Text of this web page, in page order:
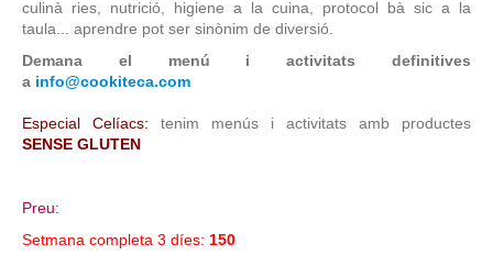
culinà ries, nutrició, higiene a la cuina, protocol bà sic a la
taula... aprendre pot ser sinònim de diversió.
Demana el menú i activitats definitives
a info@cookiteca.com
Especial Celíacs: tenim menús i activitats amb productes
SENSE GLUTEN
Preu:
Setmana completa 3 díes: 150